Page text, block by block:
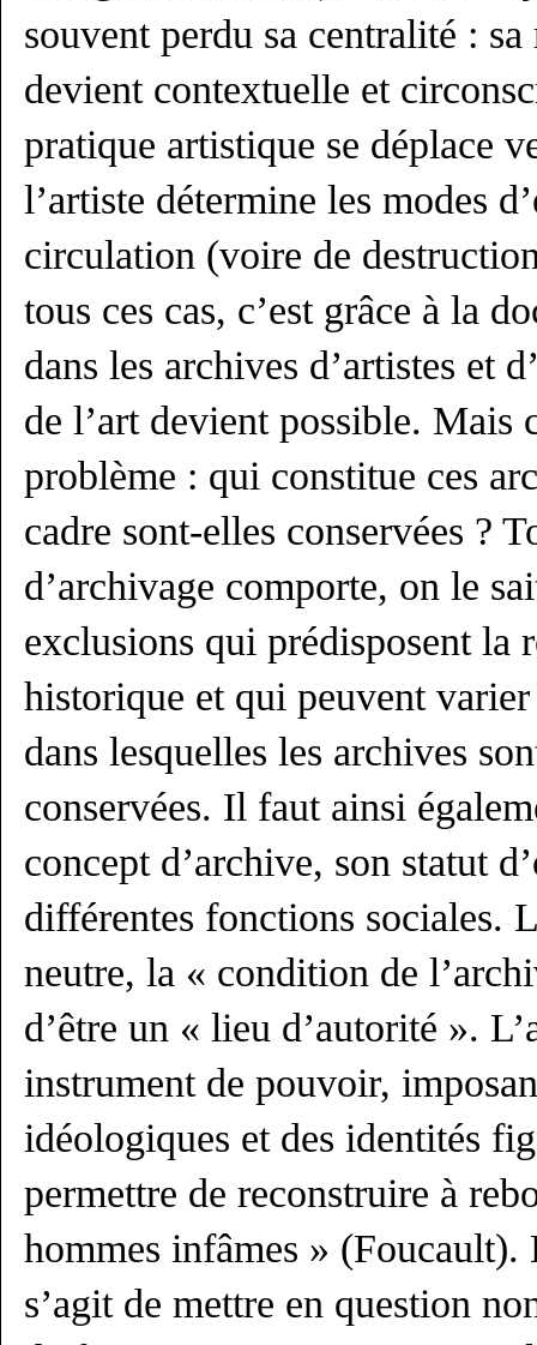
souvent perdu sa centralité : sa
devient contextuelle et
pratique artistique se déplace
l’artiste détermine les modes
circulation (voire de
tous ces cas, c’est grâce à la
dans les archives d’artistes et
de l’art devient possible. Mais
problème : qui constitue ces
cadre sont-elles conservées ?
d’archivage comporte, on le
exclusions qui prédisposent la
historique et qui peuvent
dans lesquelles les archives
conservées. Il faut ainsi
concept d’archive, son statut
différentes fonctions sociales.
neutre, la « condition de
d’être un « lieu d’autorité ».
instrument de pouvoir,
idéologiques et des identités
permettre de reconstruire à
hommes infâmes » (Foucault).
s’agit de mettre en question